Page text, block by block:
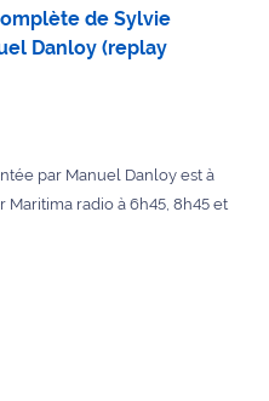
de Sylvie
Danloy (replay
par Manuel Danloy est à
radio à 6h45, 8h45 et